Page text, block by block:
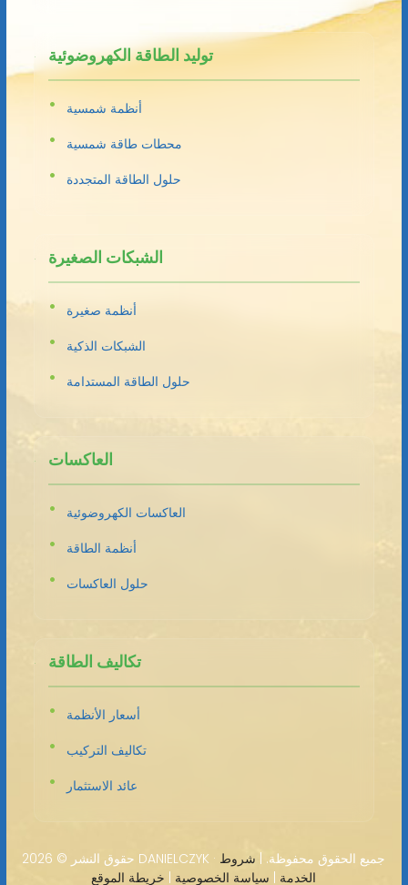
توليد الطاقة الكهروضوئية
أنظمة شمسية
محطات طاقة شمسية
حلول الطاقة المتجددة
الشبكات الصغيرة
أنظمة صغيرة
الشبكات الذكية
حلول الطاقة المستدامة
العاكسات
العاكسات الكهروضوئية
أنظمة الطاقة
حلول العاكسات
تكاليف الطاقة
أسعار الأنظمة
تكاليف التركيب
عائد الاستثمار
حقوق النشر © 2026 DANIELCZYK · جميع الحقوق محفوظة. | شروط
الخدمة
سياسة الخصوصية خريطة الموقع